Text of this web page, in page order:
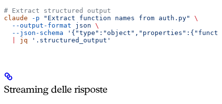
# Extract structured output
claude -p "Extract function names from auth.py"
\
  --output-format
json \
  --json-schema
jq '.structured_output'
Streaming delle risposte